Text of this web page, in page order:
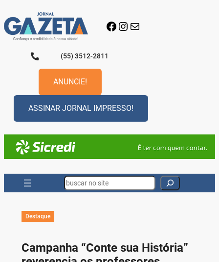
para
o
conteúdo
Facebook
Instagram
E-mail
(55) 3512-2811
ANUNCIE!
ASSINAR JORNAL IMPRESSO!
Search
Destaque
Campanha “Conte sua História”